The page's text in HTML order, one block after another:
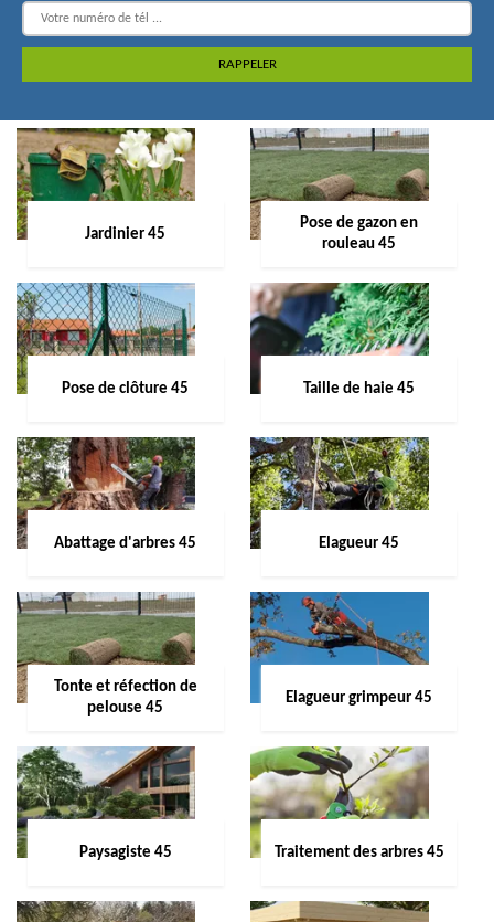
Jardinier 45
Pose de gazon en
rouleau 45
Pose de clôture 45 Taille de haie 45
Abattage d'arbres 45 Elagueur 45
Tonte et réfection de
pelouse 45
Elagueur grimpeur 45
Paysagiste 45 Traitement des arbres 45